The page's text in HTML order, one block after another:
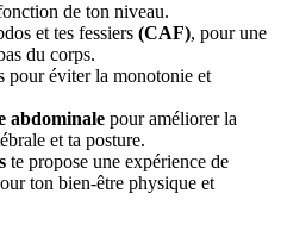
de ton niveau.
et tes fessiers (CAF), pour une
du corps.
pour éviter la monotonie et
abdominale pour améliorer la
et ta posture.
te propose une expérience de
ton bien-être physique et